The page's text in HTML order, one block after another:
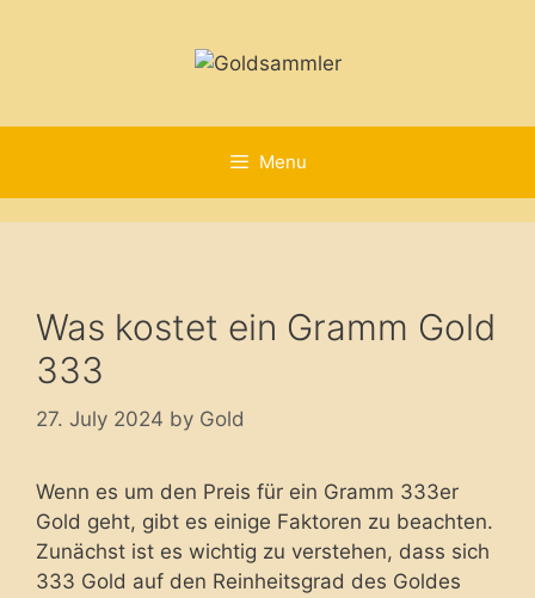
Menu
Was kostet ein Gramm Gold
333
27. July 2024 by Gold
Wenn es um den Preis für ein Gramm 333er
Gold geht, gibt es einige Faktoren zu beachten.
Zunächst ist es wichtig zu verstehen, dass sich
333 Gold auf den Reinheitsgrad des Goldes